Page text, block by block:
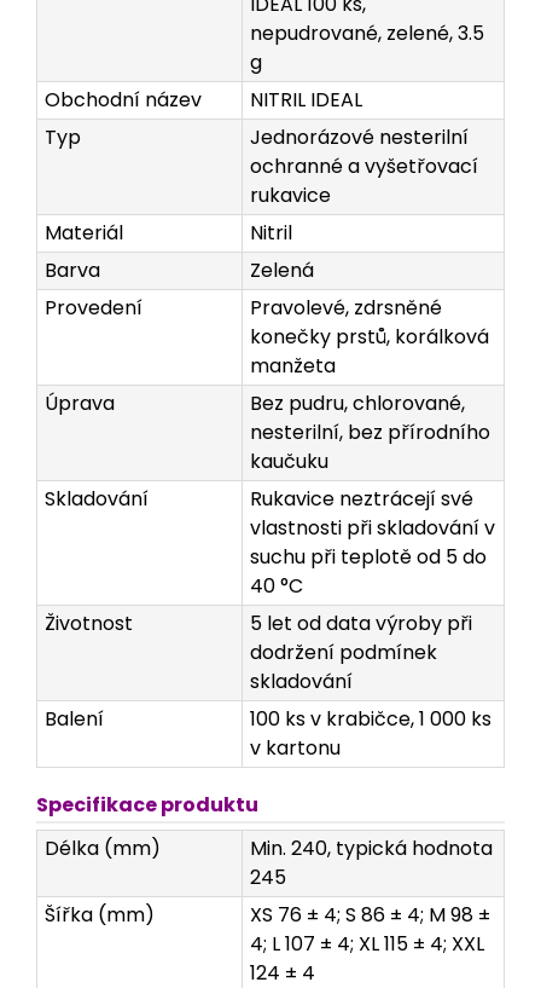
nepudrované, zelené, 3.5
g
Obchodní název
NITRIL IDEAL
Typ
Jednorázové nesterilní
ochranné a vyšetřovací
rukavice
Materiál
Nitril
Barva
Zelená
Provedení
Pravolevé, zdrsněné
konečky prstů, korálková
manžeta
Úprava
Bez pudru, chlorované,
nesterilní, bez přírodního
kaučuku
Skladování
Rukavice neztrácejí své
vlastnosti při skladování v
suchu při teplotě od 5 do
40 °C
Životnost
5 let od data výroby při
dodržení podmínek
skladování
Balení
100 ks v krabičce, 1 000 ks
v kartonu
Specifikace produktu
Délka (mm)
Min. 240, typická hodnota
245
Šířka (mm)
XS 76 ± 4; S 86 ± 4; M 98 ±
4; L 107 ± 4; XL 115 ± 4; XXL
124 ± 4